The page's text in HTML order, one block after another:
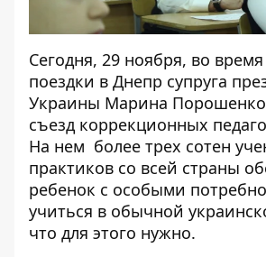
Сегодня, 29 ноября, во
поездки в Днепр супруга
Украины Марина
съезд коррекционных
На нем более трех сотен
практиков со всей страны
ребенок с особыми
учиться в обычной
что для этого нужно.